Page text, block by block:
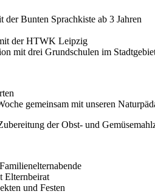
Bunten Sprachkiste ab 3 Jahren
der HTWK Leipzig
mit drei Grundschulen im
gemeinsam mit unseren
der Obst- und
Elternbeirat
und Festen